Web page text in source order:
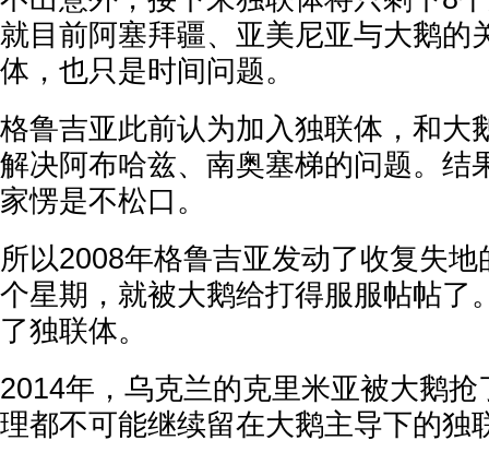
就目前阿塞拜疆、亚美尼亚与大鹅的
体，也只是时间问题。
格鲁吉亚此前认为加入独联体，和大
解决阿布哈兹、南奥塞梯的问题。结
家愣是不松口。
所以2008年格鲁吉亚发动了收复失
个星期，就被大鹅给打得服服帖帖了
了独联体。
2014年，乌克兰的克里米亚被大鹅
理都不可能继续留在大鹅主导下的独